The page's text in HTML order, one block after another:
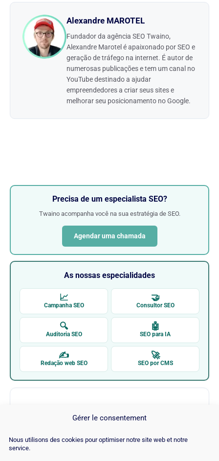
Gérer le consentement
Nous utilisons des cookies pour optimiser notre site web et notre
service.
Alexandre MAROTEL
Fundador da agência SEO Twaino,
Alexandre Marotel é apaixonado por SEO e
geração de tráfego na internet. É autor de
numerosas publicações e tem um canal no
YouTube destinado a ajudar
empreendedores a criar seus sites e
melhorar seu posicionamento no Google.
Precisa de um especialista SEO?
Twaino acompanha você na sua estratégia de SEO.
Agendar uma chamada
As nossas especialidades
📈
Campanha SEO
🤝
Consultor SEO
🔍
Auditoria SEO
🤖
SEO para IA
✍
Redação web SEO
🚀
SEO por CMS